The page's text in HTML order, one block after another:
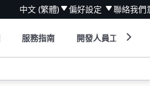
中文 (繁體) 偏好設定 聯絡我們
服務指南 開發人員工具